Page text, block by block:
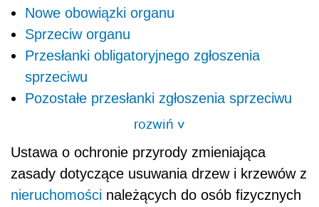
Nowe obowiązki organu
Sprzeciw organu
Przesłanki obligatoryjnego zgłoszenia
sprzeciwu
Pozostałe przesłanki zgłoszenia sprzeciwu
rozwiń>
Ustawa o ochronie przyrody zmieniająca
zasady dotyczące usuwania drzew i krzewów z
nieruchomości należących do osób fizycznych